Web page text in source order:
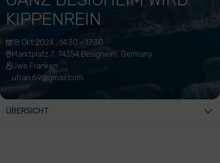
KIPPENREIN
18 Okt 2024 , 14:30 - 17:30
Marktplatz 7, 74354 Besigheim, Germany
Uwe Franken
ufran.69@gmail.com
ÜBERSICHT